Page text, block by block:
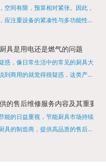
空间有限，预算相对紧张。因此，
应注重设备的紧凑性与多功能性。
空间，又能满足多样化的烹饪需
具是用电还是燃气的问题
惑，像日常生活中的常见的厨具大
到商用的就觉得很疑惑，这类产品
?还真别说，真被大家猜对了，这
的售后维修服务内容及其重要性
能的日益重视，节能厨具市场持续
具的制造商，提供高品质的售后维